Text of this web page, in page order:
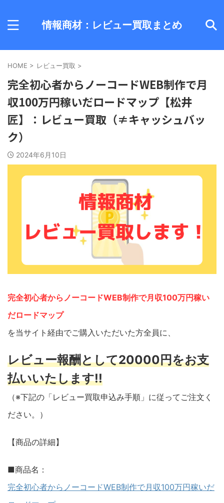
情報商材：レビュー買取まとめ
HOME > レビュー買取 >
完全初心者からノーコードWEB制作で月
収100万円稼いだロードマップ【松井
匠】：レビュー買取（≠キャッシュバッ
ク）
2024年6月10日
完全初心者からノーコードWEB制作で月収100万円稼い
だロードマップ
を当サイト経由でご購入いただいた方全員に、
レビュー報酬として20000円をお支
払いいたします!!
（※下記の「レビュー買取申込み手順」に従ってご注文く
ださい。）
【商品の詳細】
■商品名：
完全初心者からノーコードWEB制作で月収100万円稼いだ